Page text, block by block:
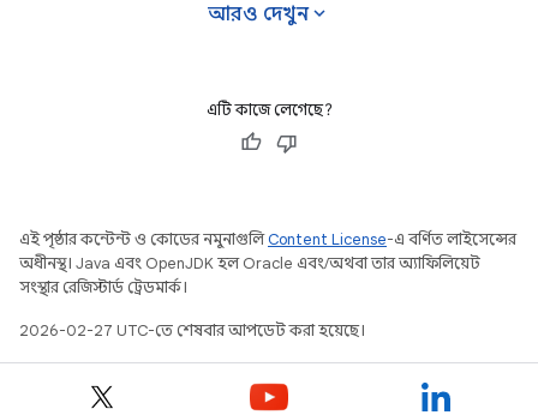
আরও দেখুনexpand_more
এটি কাজে লেগেছে?
এই পৃষ্ঠার কন্টেন্ট ও কোডের নমুনাগুলিContent License-এ বর্ণিত লাইসেন্সের
অধীনস্থ। Java এবং OpenJDK হল Oracle এবং/অথবা তার অ্যাফিলিয়েট
সংস্থার রেজিস্টার্ড ট্রেডমার্ক।
2026-02-27 UTC-তে শেষবার আপডেট করা হয়েছে।